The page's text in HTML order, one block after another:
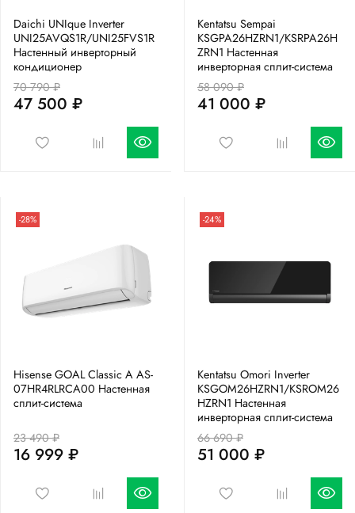
Daichi UNIque Inverter
UNI25AVQS1R/UNI25FVS1R
Настенный инверторный
кондиционер
70 790 ₽
47 500 ₽
Kentatsu Sempai
KSGPA26HZRN1/KSRPA26H
ZRN1 Настенная
инверторная сплит-система
58 090 ₽
41 000 ₽
-28%
Hisense GOAL Classic A AS-
07HR4RLRCA00 Настенная
сплит-система
23 490 ₽
16 999 ₽
-24%
Kentatsu Omori Inverter
KSGOM26HZRN1/KSROM26
HZRN1 Настенная
инверторная сплит-система
66 690 ₽
51 000 ₽